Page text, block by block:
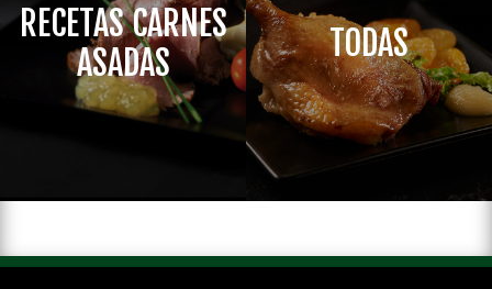
RECETAS CARNES
ASADAS
TODAS